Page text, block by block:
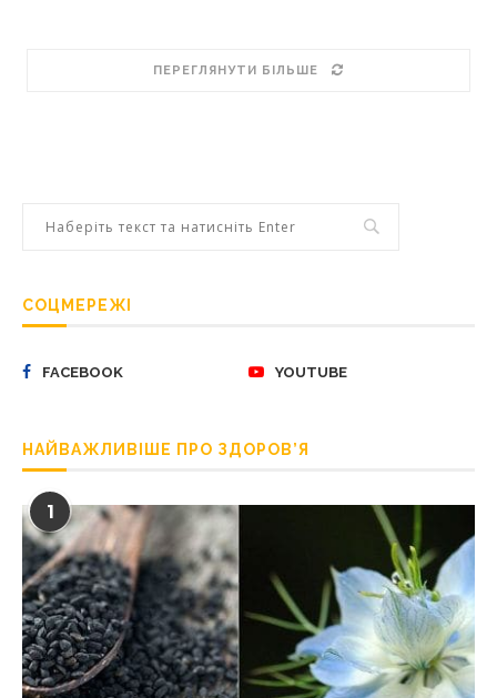
ПЕРЕГЛЯНУТИ БІЛЬШЕ
СОЦМЕРЕЖІ
FACEBOOK YOUTUBE
НАЙВАЖЛИВІШЕ ПРО ЗДОРОВ’Я
1